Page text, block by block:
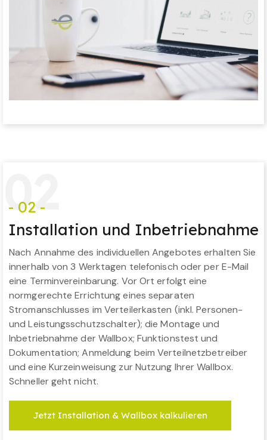
02
- 02 -
Installation und Inbetriebnahme
Nach Annahme des individuellen Angebotes erhalten Sie
innerhalb von 3 Werktagen telefonisch oder per E-Mail
eine Terminvereinbarung. Vor Ort erfolgt eine
normgerechte Errichtung eines separaten
Stromanschlusses im Verteilerkasten (inkl. Personen-
und Leistungsschutzschalter); die Montage und
Inbetriebnahme der Wallbox; Funktionstest und
Dokumentation; Anmeldung beim Verteilnetzbetreiber
und eine Kurzeinweisung zur Nutzung Ihrer Wallbox.
Schneller geht nicht.
Jetzt Installation & Wallbox kalkulieren